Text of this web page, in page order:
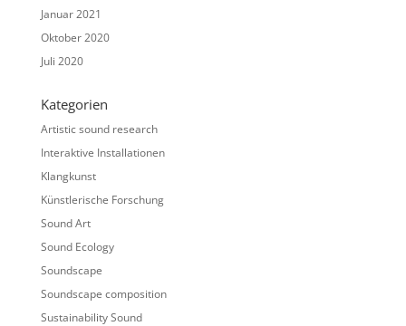
Januar 2021
Oktober 2020
Juli 2020
Kategorien
Artistic sound research
Interaktive Installationen
Klangkunst
Künstlerische Forschung
Sound Art
Sound Ecology
Soundscape
Soundscape composition
Sustainability Sound